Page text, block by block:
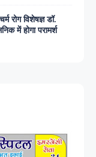
रोग विशेषज्ञ डॉ.
में होगा परामर्श